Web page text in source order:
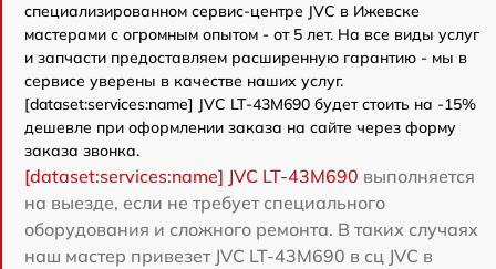
специализированном сервис-центре JVC в Ижевске
мастерами с огромным опытом - от 5 лет. На все виды услуг
и запчасти предоставляем расширенную гарантию - мы в
сервисе уверены в качестве наших услуг.
[dataset:services:name] JVC LT-43M690 будет стоить на -15%
дешевле при оформлении заказа на сайте через форму
заказа звонка.
[dataset:services:name] JVC LT-43M690 выполняется
на выезде, если не требует специального
оборудования и сложного ремонта. В таких случаях
наш мастер привезет JVC LT-43M690 в сц JVC в